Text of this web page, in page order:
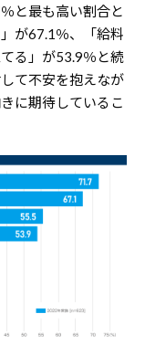
と最も高い割合と
が67.1％、「給料
る」が53.9％と続
て不安を抱えなが
に期待しているこ